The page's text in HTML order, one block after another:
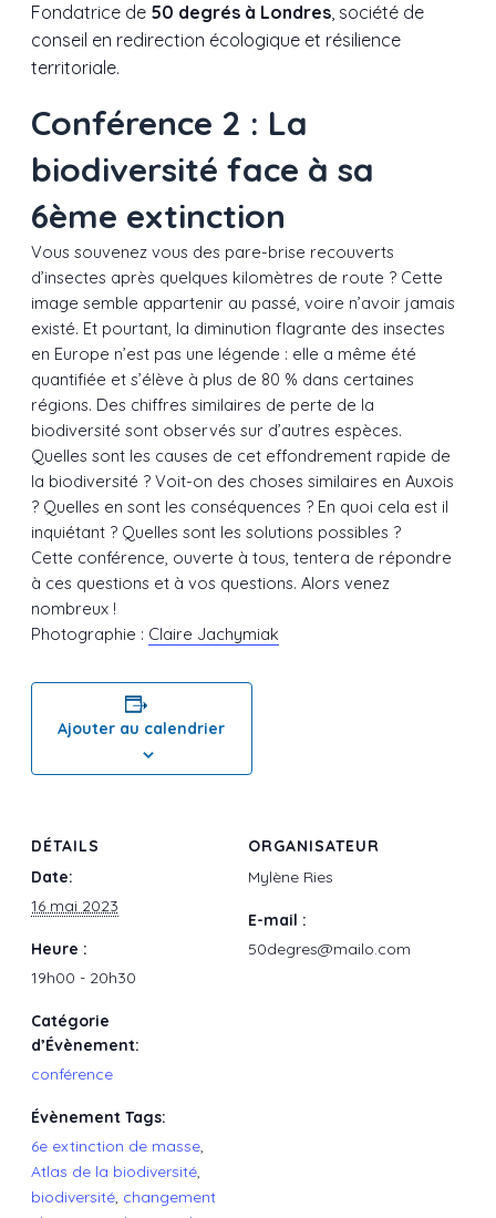
Fondatrice de 50 degrés à Londres, société de
conseil en redirection écologique et résilience
territoriale.
Conférence 2 : La
biodiversité face à sa
6ème extinction
Vous souvenez vous des pare-brise recouverts
d’insectes après quelques kilomètres de route ? Cette
image semble appartenir au passé, voire n’avoir jamais
existé. Et pourtant, la diminution flagrante des insectes
en Europe n’est pas une légende : elle a même été
quantifiée et s’élève à plus de 80 % dans certaines
régions. Des chiffres similaires de perte de la
biodiversité sont observés sur d’autres espèces.
Quelles sont les causes de cet effondrement rapide de
la biodiversité ? Voit-on des choses similaires en Auxois
? Quelles en sont les conséquences ? En quoi cela est il
inquiétant ? Quelles sont les solutions possibles ?
Cette conférence, ouverte à tous, tentera de répondre
à ces questions et à vos questions. Alors venez
nombreux !
Photographie : Claire Jachymiak
Ajouter au calendrier
DÉTAILS
Date:
16 mai 2023
Heure :
19h00 - 20h30
Catégorie
d’Évènement:
conférence
Évènement Tags:
6e extinction de masse,
Atlas de la biodiversité,
biodiversité, changement
ORGANISATEUR
Mylène Ries
E-mail :
50degres@mailo.com